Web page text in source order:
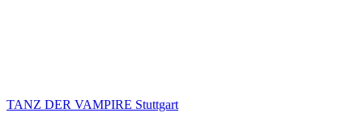
TANZ DER VAMPIRE Stuttgart